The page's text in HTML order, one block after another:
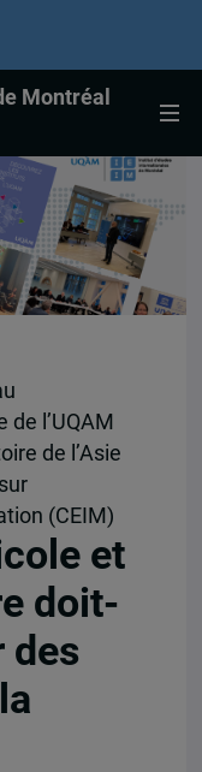
Montréal
l’UQAM
de l’Asie
(CEIM)
et
doit-
des